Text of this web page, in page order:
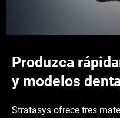
Produzca
y modelos
Stratasys ofrece tres